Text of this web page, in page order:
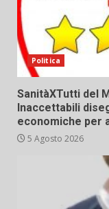
Politica
SanitàXTutti del
Inaccettabili
economiche per
5 Agosto 2026